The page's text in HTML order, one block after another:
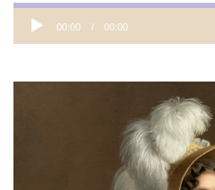
Audio
Player
00:00 00:00